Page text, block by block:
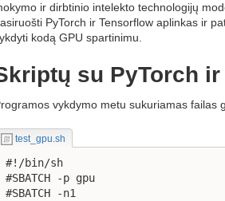
ir dirbtinio intelekto technologijų
PyTorch ir Tensorflow aplinkas ir
kodą GPU spartinimu.
su PyTorch ir
vykdymo metu sukuriamas failas
test_gpu.sh
#!/bin/sh
#SBATCH -p gpu
#SBATCH -n1